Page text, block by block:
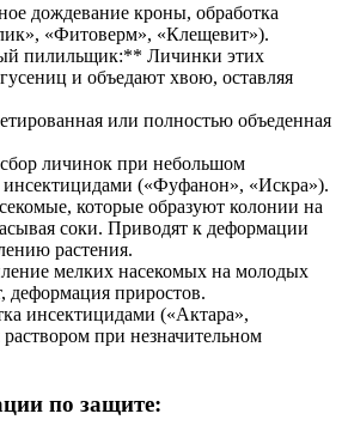
дождевание кроны, обработка
«Фитоверм», «Клещевит»).
пилильщик:** Личинки этих
и объедают хвою, оставляя
или полностью объеденная
личинок при небольшом
инсектицидами («Фуфанон», «Искра»).
которые образуют колонии на
соки. Приводят к деформации
растения.
мелких насекомых на молодых
деформация приростов.
инсектицидами («Актара»,
при незначительном
по защите: